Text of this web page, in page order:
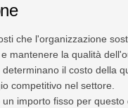
che l'organizzazione
mantenere la qualità
determinano il costo della
competitivo nel settore.
un importo fisso per questo